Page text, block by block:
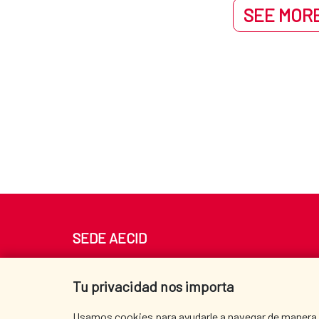
SEE
Tu privacidad nos importa
SEDE AECID
Tel. +34 900 20 30 54​​​​​​​